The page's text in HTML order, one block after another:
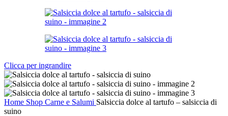
Clicca per ingrandire
Home Shop Carne e Salumi Salsiccia dolce al tartufo – salsiccia di
suino